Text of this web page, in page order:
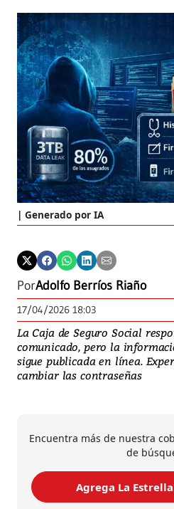
Generado por IA
PorAdolfo Berríos Riaño
17/04/2026 18:03
La Caja de Seguro Social
comunicado, pero la
sigue publicada en línea.
cambiar las contraseñas
Encuentra más de nuestra
de
Agrega La